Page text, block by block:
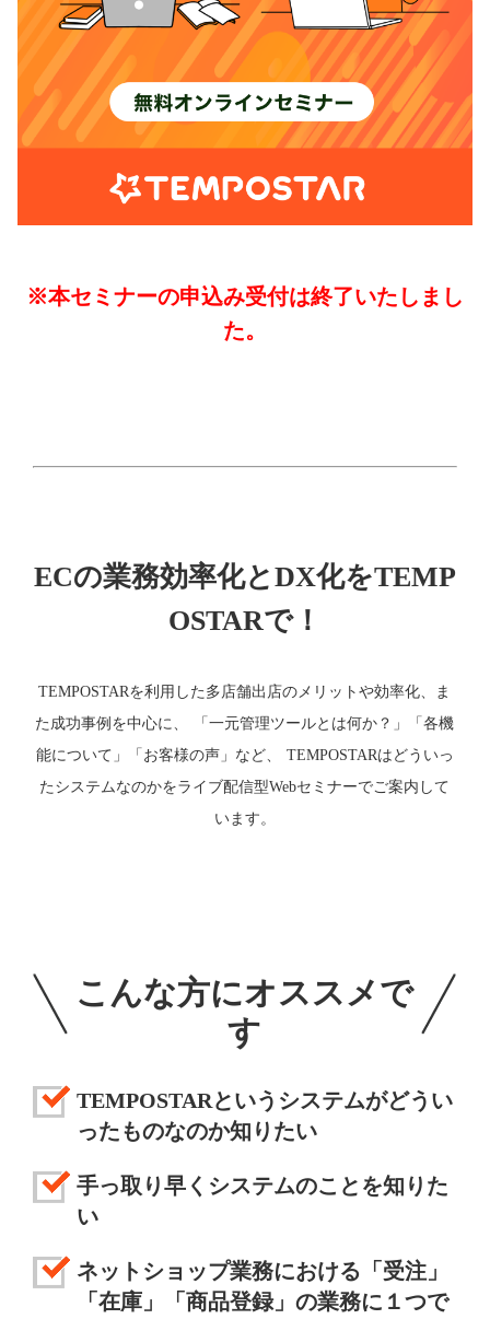
メールでのお問い合わせ お知らせ
30日間無料お試し
※本セミナーの申込み受付は終了いたしまし
た。
ECの業務効率化とDX化をTEMP
OSTARで！
TEMPOSTARを利用した多店舗出店のメリットや効率化、ま
た成功事例を中心に、 「一元管理ツールとは何か？」「各機
能について」「お客様の声」など、 TEMPOSTARはどういっ
たシステムなのかをライブ配信型Webセミナーでご案内して
います。
こんな方にオススメで
す
TEMPOSTARというシステムがどうい
ったものなのか知りたい
手っ取り早くシステムのことを知りた
い
ネットショップ業務における「受注」
「在庫」「商品登録」の業務に１つで